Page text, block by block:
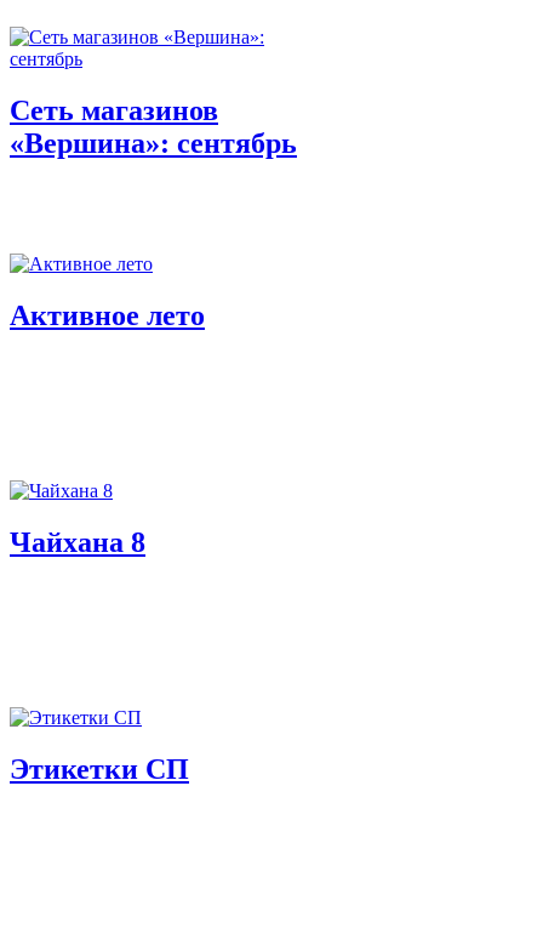
Сеть магазинов
«Вершина»: сентябрь
Активное лето
Чайхана 8
Этикетки СП